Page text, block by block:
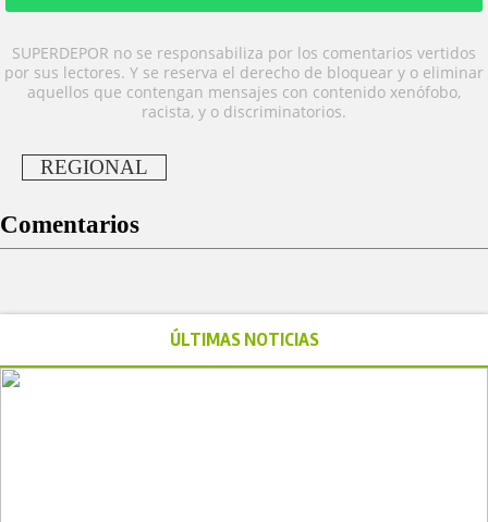
SUPERDEPOR no se responsabiliza por los comentarios vertidos
por sus lectores. Y se reserva el derecho de bloquear y o eliminar
aquellos que contengan mensajes con contenido xenófobo,
racista, y o discriminatorios.
REGIONAL
Comentarios
ÚLTIMAS NOTICIAS